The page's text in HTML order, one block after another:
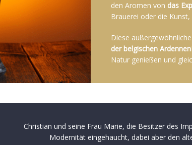
den Aromen von das
Brauerei oder die
Diese
der belgischen Ardennen
Natur genießen und
Christian und seine Frau Marie, die Besitzer des
Modernität eingehaucht, dabei aber den